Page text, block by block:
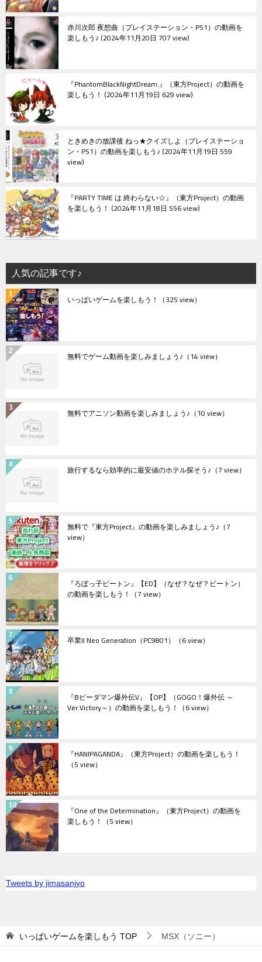
赤川次郎 夜想曲（プレイステーション・PS1）の動画を
楽しもう♪ 2024年11月20日 707 view
『PhantomBlackNightDream.』（東方Project）の動画を
楽しもう！ 2024年11月19日 629 view
ときめきの放課後 ねっ★クイズしよ（プレイステーショ
ン・PS1）の動画を楽しもう♪ 2024年11月19日 559
view
『PARTY TIME は 終わらない☆』（東方Project）の動画
を楽しもう！ 2024年11月18日 556 view
人気の記事です♪
いっぱいゲームを楽しもう！ （325 view）
無料でゲーム動画を楽しみましょう♪ （14 view）
無料でアニソン動画を楽しみましょう♪ （10 view）
旅行するなら効率的に最安値のホテル探そう♪ （7 view）
無料で『東方Project』の動画を楽しみましょう♪ （7
view）
『ろぼっ子ビートン』【ED】（なぜ？なぜ？ビートン）
の動画を楽しもう！ （7 view）
卒業II Neo Generation（PC9801） （6 view）
『Bビーダマン爆外伝V』【OP】（GOGO！爆外伝 ～
Ver.Victory～）の動画を楽しもう！ （6 view）
『HANIPAGANDA』（東方Project）の動画を楽しもう！
（5 view）
『One of the Determination』（東方Project）の動画を
楽しもう！ （5 view）
Tweets by jimasanjyo
いっぱいゲームを楽しもう TOP MSX（ソニー）